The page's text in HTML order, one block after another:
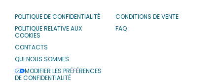
POLITIQUE DE CONFIDENTIALITÉ
POLITIQUE RELATIVE AUX
COOKIES
CONTACTS
QUI NOUS SOMMES
MODIFIER LES PRÉFÉRENCES
DE CONFIDENTIALITÉ
CONDITIONS DE VENTE
FAQ